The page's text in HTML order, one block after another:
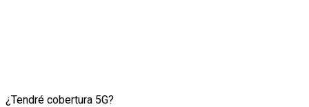
¿Tendré cobertura 5G?